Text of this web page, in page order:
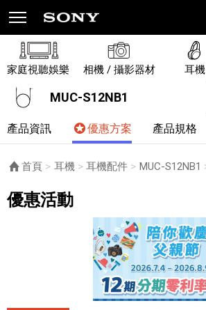
家庭視聽娛樂 相機 / 攝影器材 耳機
MUC-S12NB1
產品資訊 優惠方案 產品規格
首頁 耳機 耳機配件 MUC-S12NB1
優惠活動